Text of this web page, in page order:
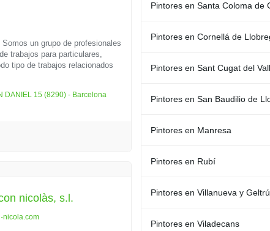
Somos un grupo de profesionales
trabajos para particulares,
tipo de trabajos relacionados
DANIEL 15 (8290) - Barcelona
nicolàs, s.l.
nicola.com
Pintores en Santa Coloma de
Pintores en Cornellá de
Pintores en Sant Cugat del
Pintores en San Baudilio de
Pintores en Manresa
Pintores en Rubí
Pintores en Villanueva y Geltrú
Pintores en Viladecans